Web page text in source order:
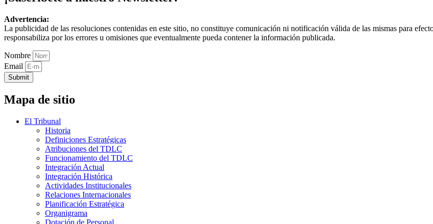
Advertencia:
La publicidad de las resoluciones contenidas en este sitio, no constituye comunicación ni notificación válida de las mismas para
responsabiliza por los errores u omisiones que eventualmente pueda contener la información publicada.
Nombre
Email
Submit
Mapa de sitio
El Tribunal
Historia
Definiciones Estratégicas
Atribuciones del TDLC
Funcionamiento del TDLC
Integración Actual
Integración Histórica
Actividades Institucionales
Relaciones Internacionales
Planificación Estratégica
Organigrama